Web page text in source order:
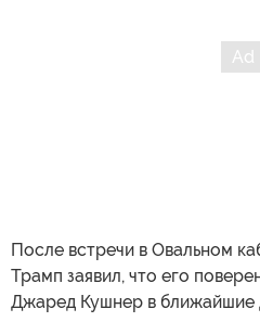
После встречи в Овальном
Трамп заявил, что его
Джаред Кушнер в ближайшие